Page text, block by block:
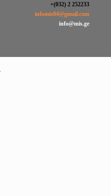
+(032) 2 252233
infomis04@gmail.com
info@mis.ge